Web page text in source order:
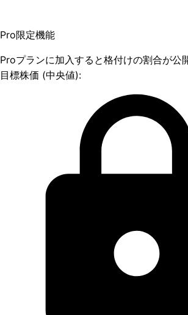
Pro限定機能
Proプランに加入すると格付けの割合が公
目標株価 (中央値):